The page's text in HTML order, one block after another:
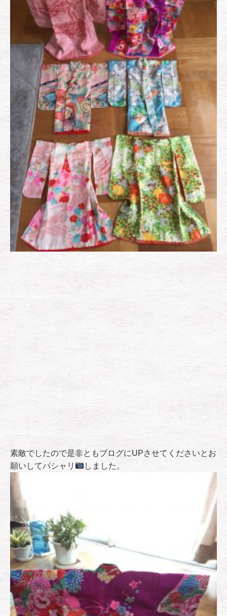
素敵でしたので是非ともブログにUPさせてくださいとお
願いしてパシャリ
しました。